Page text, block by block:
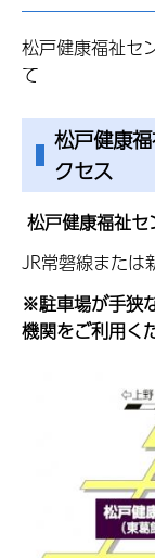
松戸健康福祉セ
て
松戸健康
クセス
松戸健康福祉セ
JR常磐線または
※駐車場が手狭
機関をご利用く